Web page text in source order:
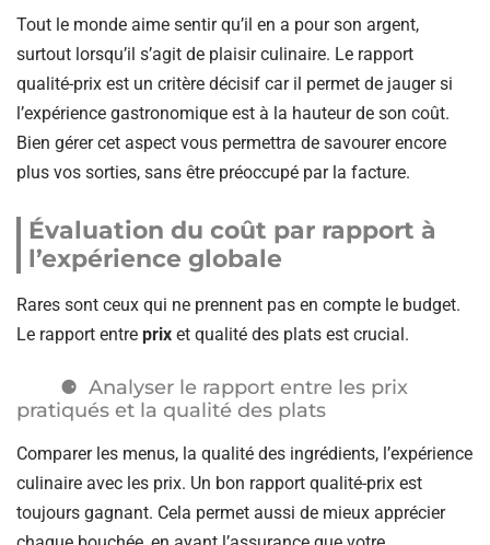
Tout le monde aime sentir qu’il en a pour son argent,
surtout lorsqu’il s’agit de plaisir culinaire. Le rapport
qualité-prix est un critère décisif car il permet de jauger si
l’expérience gastronomique est à la hauteur de son coût.
Bien gérer cet aspect vous permettra de savourer encore
plus vos sorties, sans être préoccupé par la facture.
Évaluation du coût par rapport à
l’expérience globale
Rares sont ceux qui ne prennent pas en compte le budget.
Le rapport entre prix et qualité des plats est crucial.
Analyser le rapport entre les prix
pratiqués et la qualité des plats
Comparer les menus, la qualité des ingrédients, l’expérience
culinaire avec les prix. Un bon rapport qualité-prix est
toujours gagnant. Cela permet aussi de mieux apprécier